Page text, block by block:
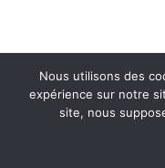
Nous utilisons des
expérience sur notre
site, nous